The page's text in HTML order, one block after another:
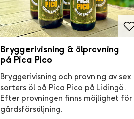
Bryggerivisning & ölprovning
på Pica Pico
Bryggerivisning och provning av sex
sorters öl på Pica Pico på Lidingö.
Efter provningen finns möjlighet för
gårdsförsäljning.